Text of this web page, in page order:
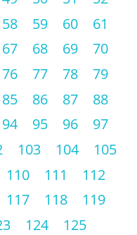
58 59 60
61
67 68 69
70
76 77 78
79
85 86 87
88
94 95 96
97
103 104
105
110 111
112
117 118
119
124
125